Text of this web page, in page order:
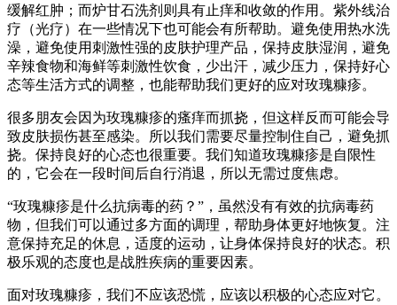
缓解红肿；而炉甘石洗剂则具有止痒和收敛的作用。紫外线治
疗（光疗）在一些情况下也可能会有所帮助。避免使用热水洗
澡，避免使用刺激性强的皮肤护理产品，保持皮肤湿润，避免
辛辣食物和海鲜等刺激性饮食，少出汗，减少压力，保持好心
态等生活方式的调整，也能帮助我们更好的应对玫瑰糠疹。
很多朋友会因为玫瑰糠疹的瘙痒而抓挠，但这样反而可能会导
致皮肤损伤甚至感染。所以我们需要尽量控制住自己，避免抓
挠。保持良好的心态也很重要。我们知道玫瑰糠疹是自限性
的，它会在一段时间后自行消退，所以无需过度焦虑。
“玫瑰糠疹是什么抗病毒的药？”，虽然没有有效的抗病毒药
物，但我们可以通过多方面的调理，帮助身体更好地恢复。注
意保持充足的休息，适度的运动，让身体保持良好的状态。积
极乐观的态度也是战胜疾病的重要因素。
面对玫瑰糠疹，我们不应该恐慌，应该以积极的心态应对它。